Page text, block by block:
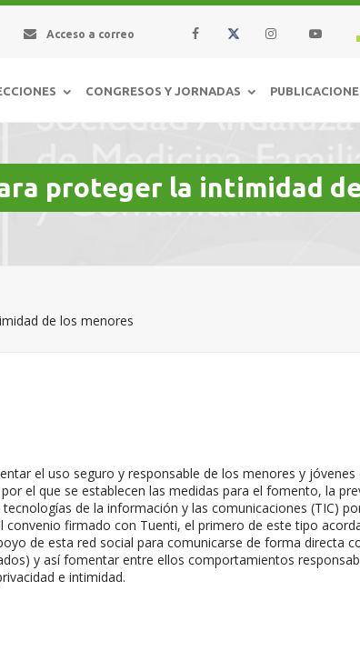
Acceso a correo
CONGRESOS Y JORNADAS
proteger la intimidad
de los menores
el uso seguro y responsable de los menores y jóvenes
el que se establecen las medidas para el fomento, la
de la información y las comunicaciones (TIC)
convenio firmado con Tuenti, el primero de este tipo
de esta red social para comunicarse de forma directa
y así fomentar entre ellos comportamientos
e intimidad.